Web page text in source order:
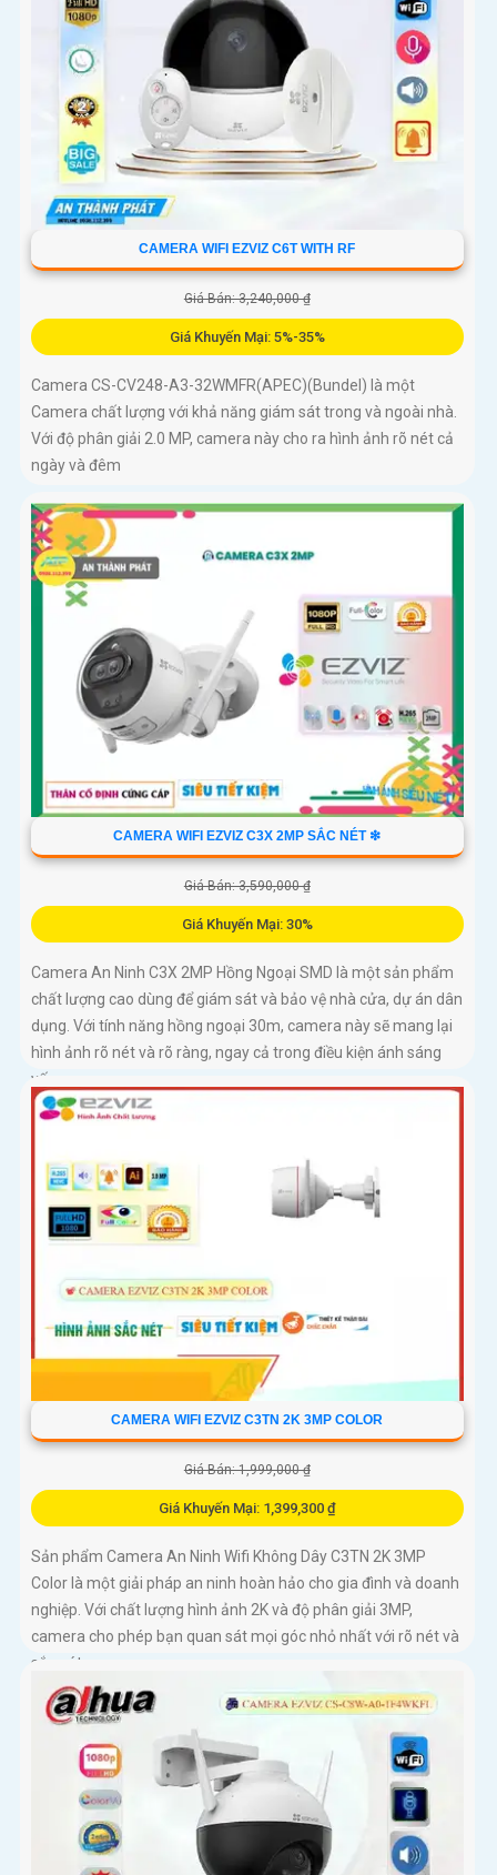
CAMERA WIFI EZVIZ C6T WITH RF
Giá Bán: 3,240,000 ₫
Giá Khuyến Mại: 5%-35%
Camera CS-CV248-A3-32WMFR(APEC)(Bundel) là một
Camera chất lượng với khả năng giám sát trong và ngoài nhà.
Với độ phân giải 2.0 MP, camera này cho ra hình ảnh rõ nét cả
ngày và đêm
CAMERA WIFI EZVIZ C3X 2MP SẮC NÉT ❇
Giá Bán: 3,590,000 ₫
Giá Khuyến Mại: 30%
Camera An Ninh C3X 2MP Hồng Ngoại SMD là một sản phẩm
chất lượng cao dùng để giám sát và bảo vệ nhà cửa, dự án dân
dụng. Với tính năng hồng ngoại 30m, camera này sẽ mang lại
hình ảnh rõ nét và rõ ràng, ngay cả trong điều kiện ánh sáng
yếu
CAMERA WIFI EZVIZ C3TN 2K 3MP COLOR
Giá Bán: 1,999,000 ₫
Giá Khuyến Mại: 1,399,300 ₫
Sản phẩm Camera An Ninh Wifi Không Dây C3TN 2K 3MP
Color là một giải pháp an ninh hoàn hảo cho gia đình và doanh
nghiệp. Với chất lượng hình ảnh 2K và độ phân giải 3MP,
camera cho phép bạn quan sát mọi góc nhỏ nhất với rõ nét và
sắc nét